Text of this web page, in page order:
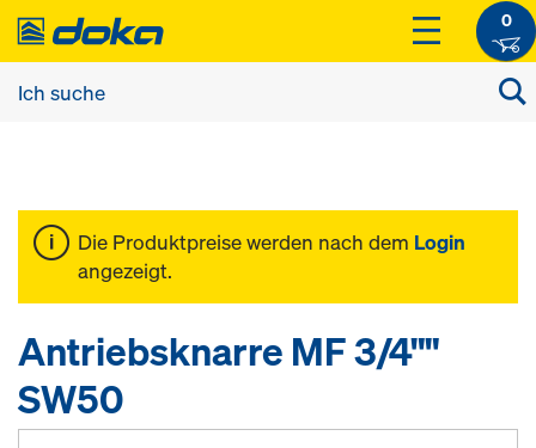
0
Die Produktpreise werden nach dem Login
angezeigt.
Antriebsknarre MF 3/4""
SW50